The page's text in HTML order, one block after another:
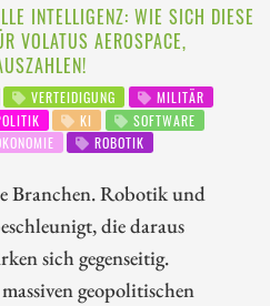
INTELLIGENZ: WIE SICH DIESE
VOLATUS AEROSPACE,
VERTEIDIGUNG
MILITÄR
KI
SOFTWARE
ROBOTIK
Branchen. Robotik und
die daraus
sich gegenseitig.
geopolitischen